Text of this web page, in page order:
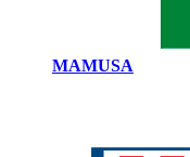
MAMUSA